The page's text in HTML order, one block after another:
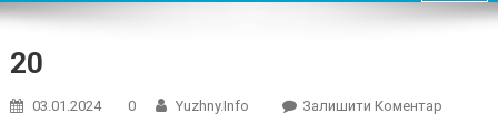
20
03.01.2024 0 Yuzhny.info Залишити КоментарOn